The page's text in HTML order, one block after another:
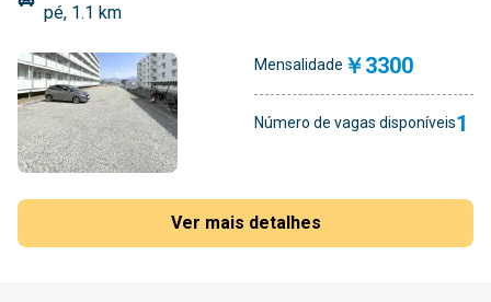
pé, 1.1 km
Mensalidade ￥3300
Número de vagas disponíveis1
Ver mais detalhes